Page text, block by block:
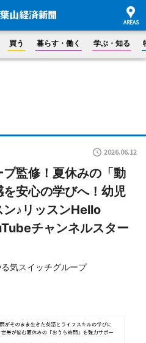
買う 暮らす・働く 学ぶ・知る
2026.06.12
監修！夏休みの「動
安心の学びへ！幼児
ン♪リッスンHello
チャンネルスター
気スイッチグループ